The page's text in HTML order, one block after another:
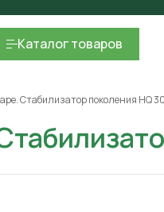
Каталогтоваров
Стабилизатор поколения HQ